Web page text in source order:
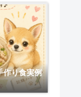
作り食実例